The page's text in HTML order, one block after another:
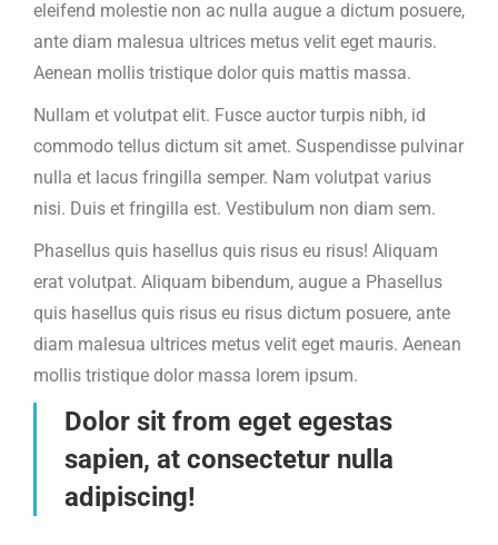
eleifend molestie non ac nulla augue a dictum posuere,
ante diam malesua ultrices metus velit eget mauris.
Aenean mollis tristique dolor quis mattis massa.
Nullam et volutpat elit. Fusce auctor turpis nibh, id
commodo tellus dictum sit amet. Suspendisse pulvinar
nulla et lacus fringilla semper. Nam volutpat varius
nisi. Duis et fringilla est. Vestibulum non diam sem.
Phasellus quis hasellus quis risus eu risus! Aliquam
erat volutpat. Aliquam bibendum, augue a Phasellus
quis hasellus quis risus eu risus dictum posuere, ante
diam malesua ultrices metus velit eget mauris. Aenean
mollis tristique dolor massa lorem ipsum.
Dolor sit from eget egestas
sapien, at consectetur nulla
adipiscing!